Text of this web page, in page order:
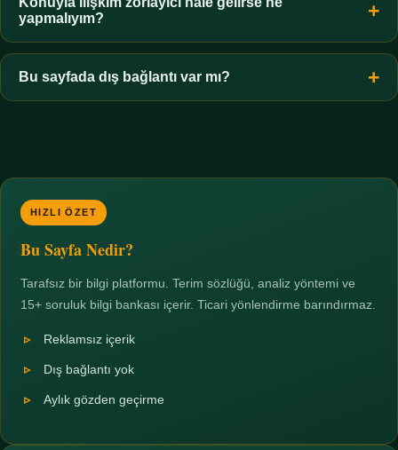
zorunluluktur.
yapmalıyım?
Zaman sınırı koyun, harcadığınız süreyi ölçün ve gerekirse
profesyonel destek alın. Türkiye'de ücretsiz danışma hatları
mevcuttur; yardım istemek güçlü bir adımdır.
Bu sayfada dış bağlantı var mı?
HIZLI ÖZET
Bu Sayfa Nedir?
Tarafsız bir bilgi platformu. Terim sözlüğü, analiz yöntemi ve
15+ soruluk bilgi bankası içerir. Ticari yönlendirme barındırmaz.
Reklamsız içerik
Dış bağlantı yok
Aylık gözden geçirme